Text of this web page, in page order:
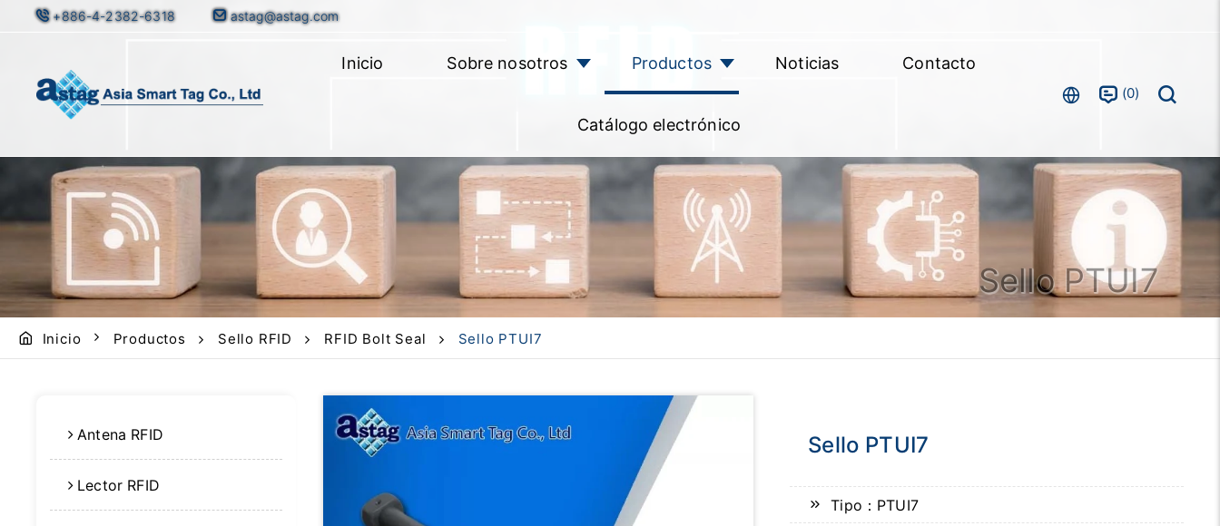
+886-4-2382-6318 astag@astag.com
Inicio Sobre nosotros Productos Noticias Contacto
Catálogo electrónico
0
Sello PTUI7
Inicio Productos Sello RFID RFID Bolt Seal Sello PTUI7
Antena RFID
Lector RFID
Sello PTUI7
Tipo：PTUI7